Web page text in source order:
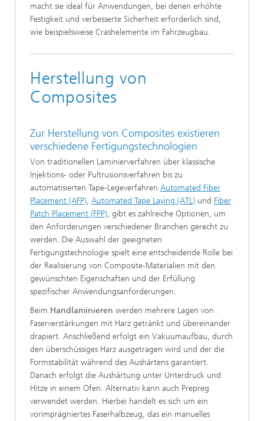
macht sie ideal für Anwendungen, bei denen erhöhte
Festigkeit und verbesserte Sicherheit erforderlich sind,
wie beispielsweise Crashelemente im Fahrzeugbau.
Herstellung von
Composites
Zur Herstellung von Composites existieren
verschiedene Fertigungstechnologien
Von traditionellen Laminierverfahren über klassische
Injektions- oder Pultrusionsverfahren bis zu
automatisierten Tape-Legeverfahren Automated Fiber
Placement (AFP), Automated Tape Laying (ATL) und Fiber
Patch Placement (FPP), gibt es zahlreiche Optionen, um
den Anforderungen verschiedener Branchen gerecht zu
werden. Die Auswahl der geeigneten
Fertigungstechnologie spielt eine entscheidende Rolle bei
der Realisierung von Composite-Materialien mit den
gewünschten Eigenschaften und der Erfüllung
spezifischer Anwendungsanforderungen.
Beim Handlaminieren werden mehrere Lagen von
Faserverstärkungen mit Harz getränkt und übereinander
drapiert. Anschließend erfolgt ein Vakuumaufbau, durch
den überschüssiges Harz ausgetragen wird und der die
Formstabilität während des Aushärtens garantiert.
Danach erfolgt die Aushärtung unter Unterdruck und
Hitze in einem Ofen. Alternativ kann auch Prepreg
verwendet werden. Hierbei handelt es sich um ein
vorimprägniertes Faserhalbzeug, das ein manuelles